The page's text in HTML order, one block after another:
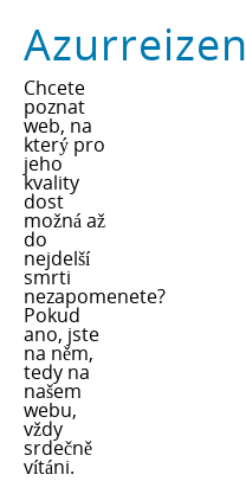
Azurreizen
Chcete
poznat
web, na
který pro
jeho
kvality
dost
možná až
do
nejdelší
smrti
nezapomenete?
Pokud
ano, jste
na něm,
tedy na
našem
webu,
vždy
srdečně
vítáni.